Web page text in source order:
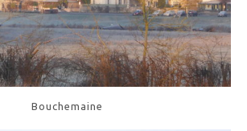
Bouchemaine